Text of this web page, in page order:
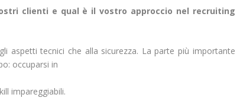
clienti e qual è il vostro approccio nel recruiting
aspetti tecnici che alla sicurezza. La parte più importante
occuparsi in
impareggiabili.